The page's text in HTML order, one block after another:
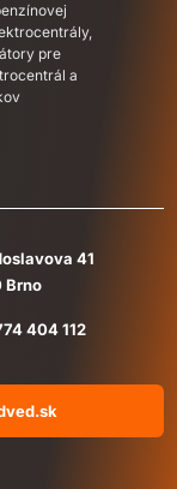
pre
a
41
Brno
404 112